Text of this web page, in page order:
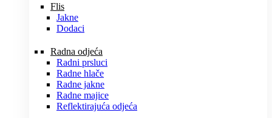
Flis
Jakne
Dodaci
Radna odjeća
Radni prsluci
Radne hlače
Radne jakne
Radne majice
Reflektirajuća odjeća